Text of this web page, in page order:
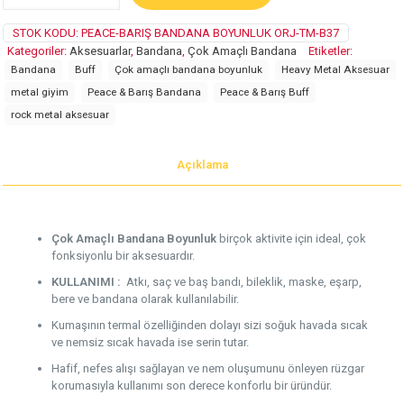
adet
STOK KODU: PEACE-BARIŞ BANDANA BOYUNLUK ORJ-TM-B37
Kategoriler: Aksesuarlar, Bandana, Çok Amaçlı Bandana Etiketler:
Bandana Buff Çok amaçlı bandana boyunluk
Heavy Metal Aksesuar
metal giyim
Peace & Barış Bandana
Peace & Barış Buff
rock metal aksesuar
Açıklama
Çok Amaçlı Bandana Boyunluk birçok aktivite için ideal, çok
fonksiyonlu bir aksesuardır.
KULLANIMI :Atkı, saç ve baş bandı, bileklik, maske, eşarp,
bere ve bandana olarak kullanılabilir.
Kumaşının termal özelliğinden dolayı sizi soğuk havada sıcak
ve nemsiz sıcak havada ise serin tutar.
Hafif, nefes alışı sağlayan ve nem oluşumunu önleyen rüzgar
korumasıyla kullanımı son derece konforlu bir üründür.